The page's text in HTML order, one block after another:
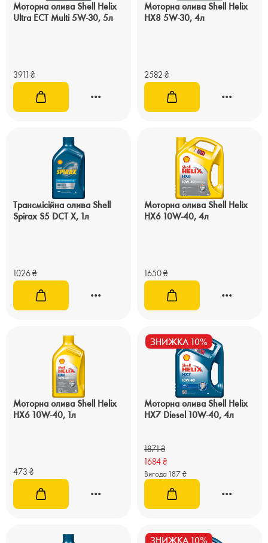
Моторна олива Shell Helix
Ultra ECT Multi 5W-30, 5л
3911 ₴
Моторна олива Shell Helix
HX8 5W-30, 4л
2582 ₴
Трансмісійна олива Shell
Spirax S5 DCT X, 1л
1026₴
Моторна олива Shell Helix
HX6 10W-40, 4л
1650₴
Моторна олива Shell Helix
HX6 10W-40, 1л
473 ₴
ЗНИЖКА 10%
Моторна олива Shell Helix
HX7 Diesel 10W-40, 4л
1871₴
1684₴
Вигода 187 ₴
ЗНИЖКА 10%